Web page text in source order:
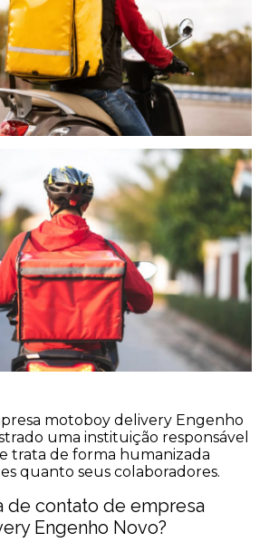
motoboy delivery Engenho
uma instituição responsável
trata de forma humanizada
quanto seus colaboradores.
de contato de empresa
Engenho Novo?